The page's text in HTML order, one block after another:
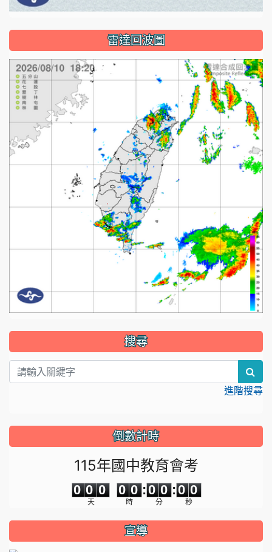
雷達回波圖
::: 搜尋
進階搜尋
倒數計時
115年國中教育會考
0
0
0
0
0
0
天
0
0
0
0
時
:
0
0
0
0
分
:
0
0
0
0
秒
宣導